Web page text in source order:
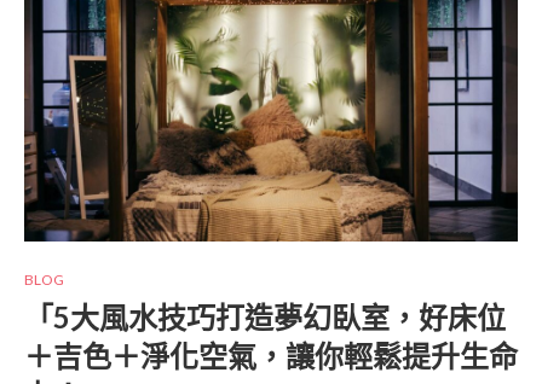
BLOG
「5大風水技巧打造夢幻臥室，好床位
＋吉色＋淨化空氣，讓你輕鬆提升生命